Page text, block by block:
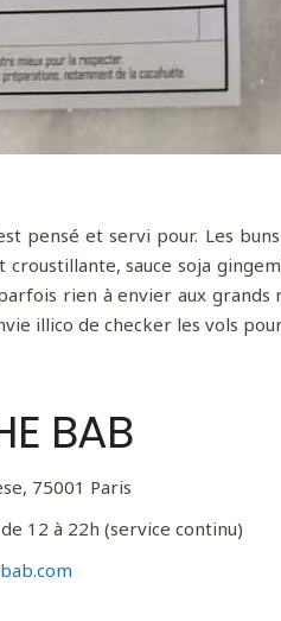
pensé et servi pour. Les
sauce soja
rien à envier aux grands
illico de checker les vols
BAB
75001 Paris
12 à 22h (service continu)